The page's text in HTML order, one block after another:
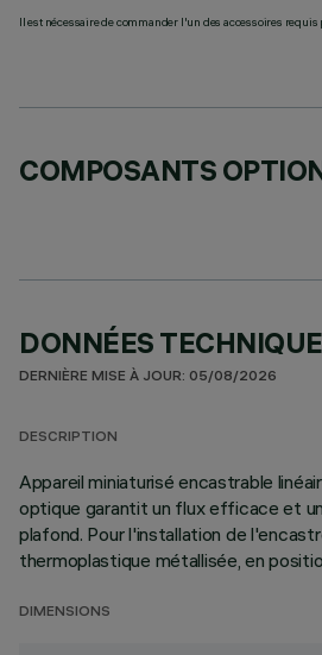
Il est nécessaire de commander l'un des accessoires
COMPOSANTS
DONNÉES
DERNIÈRE MISE À JOUR: 05/08/2026
DESCRIPTION
Appareil miniaturisé encastrable
optique garantit un flux efficace et
plafond. Pour l'installation de
thermoplastique métallisée, en
DIMENSIONS